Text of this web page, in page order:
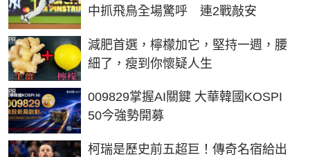
中抓飛鳥全場驚呼 連2戰敲安
減肥首選，檸檬加它，堅持一週，腰
細了，瘦到你懷疑人生
PR
009829掌握AI關鍵 大華韓國KOSPI
50今強勢開募
PR
柯瑞是歷史前五超巨！傳奇名宿給出